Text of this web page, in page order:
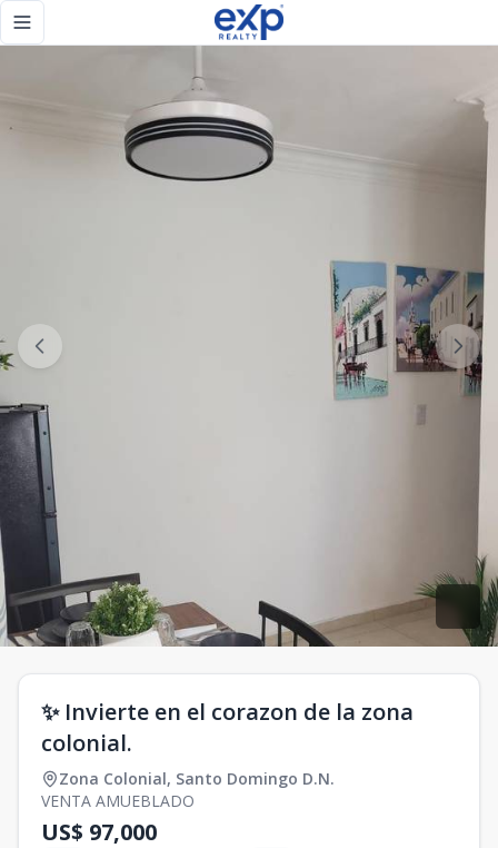
Toggle navigation menu
✨ Invierte en el corazon de la zona
colonial.
Zona Colonial, Santo Domingo D.N.
VENTA AMUEBLADO
US$ 97,000
✨ Invierte en el corazon de la zona colonial. - eXp Realty